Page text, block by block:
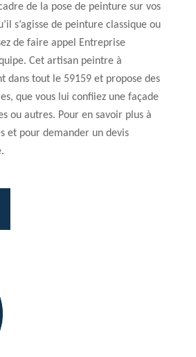
de la pose de peinture sur vos
s’agisse de peinture classique ou
de faire appel Entreprise
Cet artisan peintre à
dans tout le 59159 et propose des
que vous lui confiiez une façade
ou autres. Pour en savoir plus à
et pour demander un devis